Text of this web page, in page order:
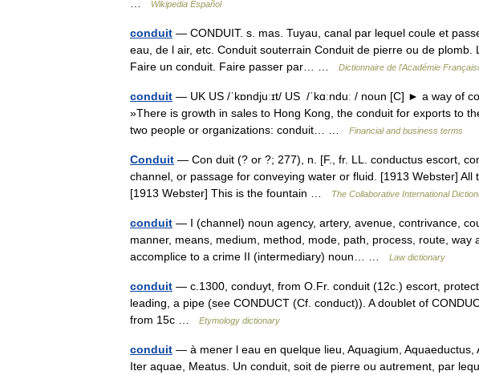
Wikipedia Español
conduit — CONDUIT. s. mas. Tuyau, canal par lequel coule et
eau, de l air, etc. Conduit souterrain Conduit de pierre ou de plomb.
Faire un conduit. Faire passer par… …
Dictionnaire de l'Académie
conduit — UK US /ˈkɒndjuːɪt/ US /ˈkɑːnduː / noun [C] ► a way of
»There is growth in sales to Hong Kong, the conduit for exports to
two people or organizations: conduit… …
Financial and business terms
Conduit — Con duit (? or ?; 277), n. [F., fr. LL. conductus escort,
channel, or passage for conveying water or fluid. [1913 Webster] All
[1913 Webster] This is the fountain …
The Collaborative International
conduit — I (channel) noun agency, artery, avenue, contrivance,
manner, means, medium, method, mode, path, process, route, way
accomplice to a crime II (intermediary) noun… …
Law dictionary
conduit — c.1300, conduyt, from O.Fr. conduit (12c.) escort,
leading, a pipe (see CONDUCT (Cf. conduct)). A doublet of
from 15c …
Etymology dictionary
conduit — à mener l eau en quelque lieu, Aquagium, Aquaeductus,
Iter aquae, Meatus. Un conduit, soit de pierre ou autrement, par